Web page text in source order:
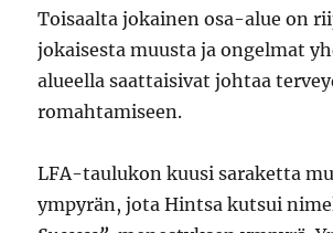
Toisaalta jokainen osa-alue on
jokaisesta muusta ja ongelmat
alueella saattaisivat johtaa
romahtamiseen.
LFA-taulukon kuusi saraketta
ympyrän, jota Hintsa kutsui